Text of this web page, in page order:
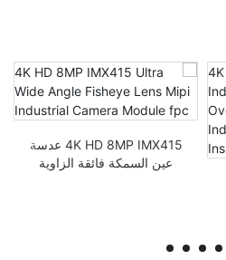
4K HD 8MP IMX415 عدسة
عين السمكة فائقة الزاوية